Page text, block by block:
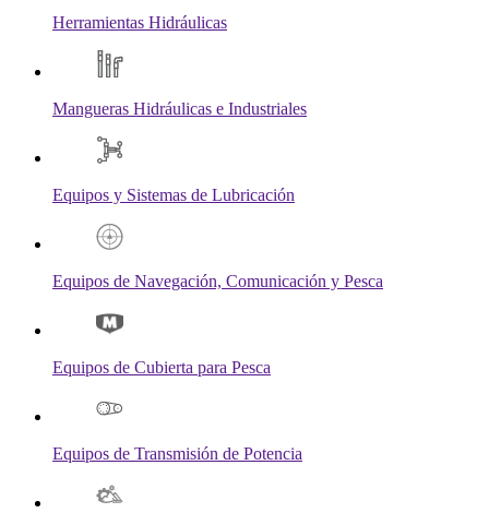
Herramientas Hidráulicas
Mangueras Hidráulicas e Industriales
Equipos y Sistemas de Lubricación
Equipos de Navegación, Comunicación y Pesca
Equipos de Cubierta para Pesca
Equipos de Transmisión de Potencia